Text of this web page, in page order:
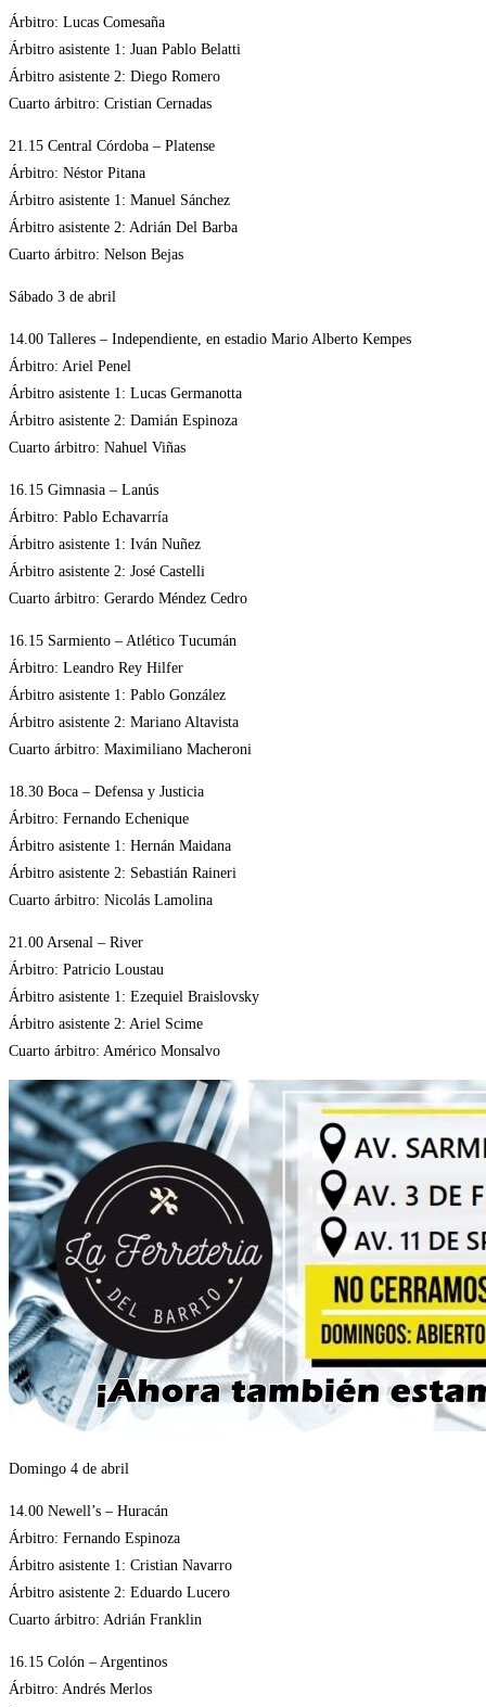
Árbitro: Lucas Comesaña
Árbitro asistente 1: Juan Pablo Belatti
Árbitro asistente 2: Diego Romero
Cuarto árbitro: Cristian Cernadas
21.15 Central Córdoba – Platense
Árbitro: Néstor Pitana
Árbitro asistente 1: Manuel Sánchez
Árbitro asistente 2: Adrián Del Barba
Cuarto árbitro: Nelson Bejas
Sábado 3 de abril
14.00 Talleres – Independiente, en estadio Mario Alberto Kempes
Árbitro: Ariel Penel
Árbitro asistente 1: Lucas Germanotta
Árbitro asistente 2: Damián Espinoza
Cuarto árbitro: Nahuel Viñas
16.15 Gimnasia – Lanús
Árbitro: Pablo Echavarría
Árbitro asistente 1: Iván Nuñez
Árbitro asistente 2: José Castelli
Cuarto árbitro: Gerardo Méndez Cedro
16.15 Sarmiento – Atlético Tucumán
Árbitro: Leandro Rey Hilfer
Árbitro asistente 1: Pablo González
Árbitro asistente 2: Mariano Altavista
Cuarto árbitro: Maximiliano Macheroni
18.30 Boca – Defensa y Justicia
Árbitro: Fernando Echenique
Árbitro asistente 1: Hernán Maidana
Árbitro asistente 2: Sebastián Raineri
Cuarto árbitro: Nicolás Lamolina
21.00 Arsenal – River
Árbitro: Patricio Loustau
Árbitro asistente 1: Ezequiel Braislovsky
Árbitro asistente 2: Ariel Scime
Cuarto árbitro: Américo Monsalvo
Domingo 4 de abril
14.00 Newell’s – Huracán
Árbitro: Fernando Espinoza
Árbitro asistente 1: Cristian Navarro
Árbitro asistente 2: Eduardo Lucero
Cuarto árbitro: Adrián Franklin
16.15 Colón – Argentinos
Árbitro: Andrés Merlos